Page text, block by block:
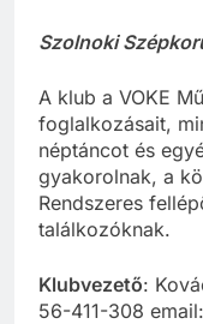
Szolnoki
A klub a VOKE
foglalkozásait,
néptáncot és
gyakorolnak, a
Rendszeres
találkozóknak.
Klubvezető:
56-411-308 email: